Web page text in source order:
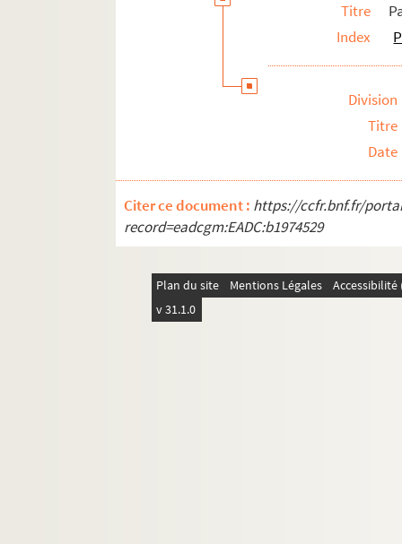
Titre
Index
Division
Titre
Date
Citer ce document : https://ccfr.bnf.fr/
record=eadcgm:EADC:b1974529
Plan du site Mentions Légales
v 31.1.0